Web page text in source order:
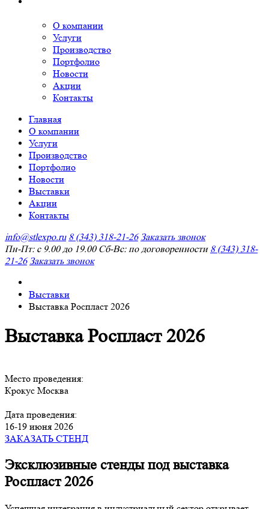
О компании
Услуги
Производство
Портфолио
Новости
Акции
Контакты
Главная
О компании
Услуги
Производство
Портфолио
Новости
Выставки
Акции
Контакты
info@stlexpo.ru 8 (343) 318-21-26 Заказать звонок
Пн-Пт: с 9.00 до 19.00 Сб-Вс: по договоренности 8 (343) 318-
21-26 Заказать звонок
Выставки
Выставка Роспласт 2026
Выставка Роспласт 2026
Место проведения:
Крокус Москва
Дата проведения:
16-19 июня 2026
ЗАКАЗАТЬ СТЕНД
Эксклюзивные стенды под выставка
Роспласт 2026